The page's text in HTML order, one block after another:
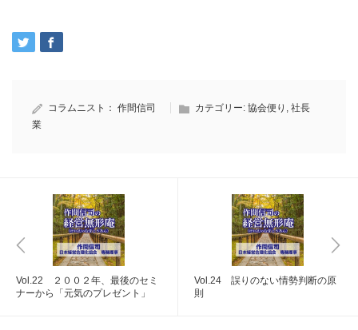
コラムニスト： 作間信司 カテゴリー: 協会便り , 社長
業
Vol.22 ２００２年、最後のセミ
ナーから「元気のプレゼント」
Vol.24 誤りのない情勢判断の原
則